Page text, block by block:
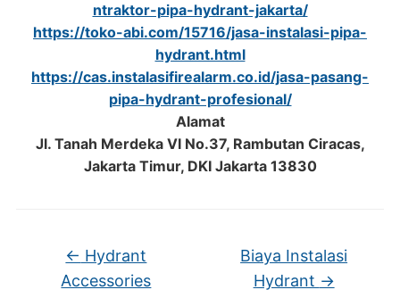
ntraktor-pipa-hydrant-jakarta/
https://toko-abi.com/15716/jasa-instalasi-pipa-
hydrant.html
https://cas.instalasifirealarm.co.id/jasa-pasang-
pipa-hydrant-profesional/
Alamat
Jl. Tanah Merdeka VI No.37, Rambutan Ciracas,
Jakarta Timur, DKI Jakarta 13830
← Hydrant
Accessories
Biaya Instalasi
Hydrant →